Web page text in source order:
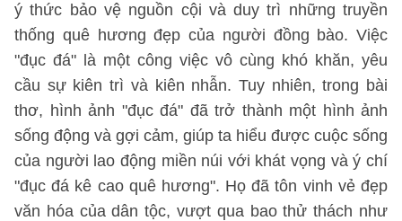
ý thức bảo vệ nguồn cội và duy trì những truyền
thống quê hương đẹp của người đồng bào. Việc
"đục đá" là một công việc vô cùng khó khăn, yêu
cầu sự kiên trì và kiên nhẫn. Tuy nhiên, trong bài
thơ, hình ảnh "đục đá" đã trở thành một hình ảnh
sống động và gợi cảm, giúp ta hiểu được cuộc sống
của người lao động miền núi với khát vọng và ý chí
"đục đá kê cao quê hương". Họ đã tôn vinh vẻ đẹp
văn hóa của dân tộc, vượt qua bao thử thách như